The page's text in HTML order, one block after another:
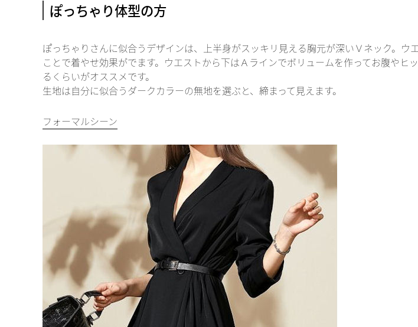
ぽっちゃり体型の方
ぽっちゃりさんに似合うデザインは、上半身がスッキリ見える胸元が深いＶネック。
ことで着やせ効果がでます。ウエストから下はＡラインでボリュームを作ってお腹や
るくらいがオススメです。
生地は自分に似合うダークカラーの無地を選ぶと、締まって見えます。
フォーマルシーン